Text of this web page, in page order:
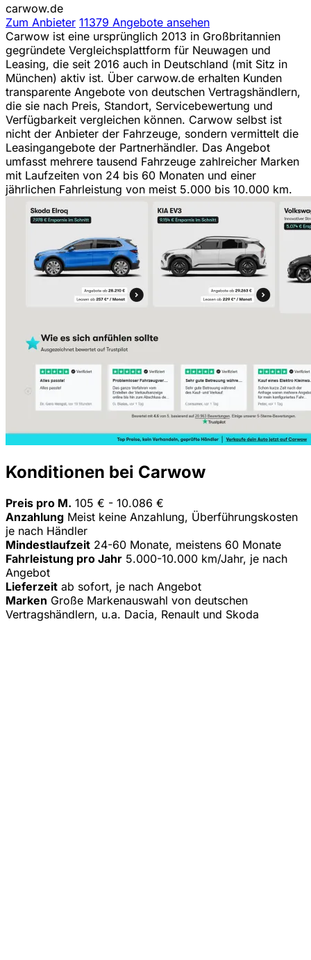
carwow.de
Zum Anbieter 11379 Angebote ansehen
Carwow ist eine ursprünglich 2013 in Großbritannien
gegründete Vergleichsplattform für Neuwagen und
Leasing, die seit 2016 auch in Deutschland (mit Sitz in
München) aktiv ist. Über carwow.de erhalten Kunden
transparente Angebote von deutschen Vertragshändlern,
die sie nach Preis, Standort, Servicebewertung und
Verfügbarkeit vergleichen können. Carwow selbst ist
nicht der Anbieter der Fahrzeuge, sondern vermittelt die
Leasingangebote der Partnerhändler. Das Angebot
umfasst mehrere tausend Fahrzeuge zahlreicher Marken
mit Laufzeiten von 24 bis 60 Monaten und einer
jährlichen Fahrleistung von meist 5.000 bis 10.000 km.
Konditionen bei Carwow
Preis pro M. 105 € - 10.086 €
Anzahlung Meist keine Anzahlung, Überführungskosten
je nach Händler
Mindestlaufzeit 24-60 Monate, meistens 60 Monate
Fahrleistung pro Jahr 5.000-10.000 km/Jahr, je nach
Angebot
Lieferzeit ab sofort, je nach Angebot
Marken Große Markenauswahl von deutschen
Vertragshändlern, u.a. Dacia, Renault und Skoda